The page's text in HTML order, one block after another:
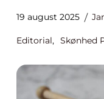
19 august 2025
Editorial, Skønhed